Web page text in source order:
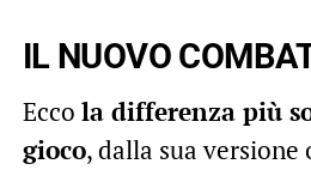
IL NUOVO
Ecco la differenza più
gioco, dalla sua versione